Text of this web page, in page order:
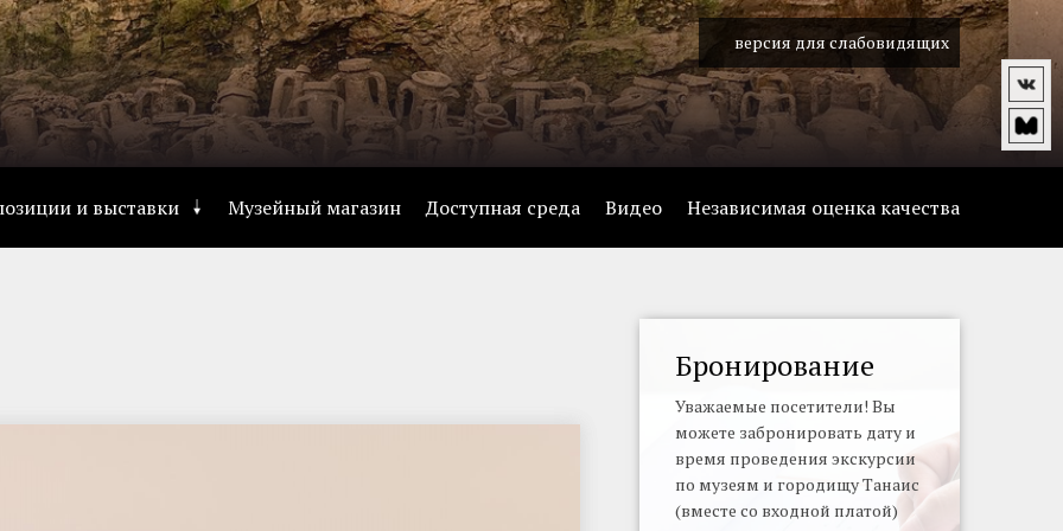
версия для слабовидящих
и выставки Музейный магазин Доступная среда Видео Независимая оценка качества
Бронирование
Уважаемые посетители! Вы
можете забронировать дату и
время проведения экскурсии
по музеям и городищу Танаис
(вместе со входной платой)